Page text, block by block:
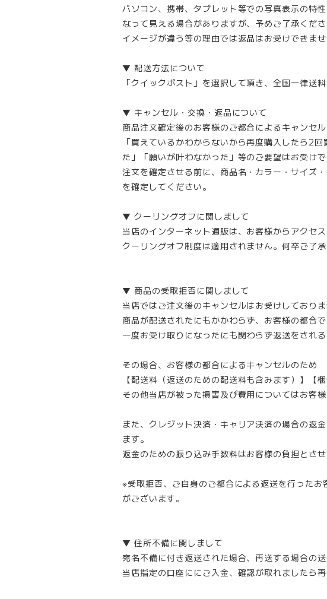
パソコン、携帯、タブレット等での写真表示の特
なって見える場合がありますが、予めご了承くだ
イメージが違う等の理由では返品はお受けできま
▼ 配送方法について
「クイックポスト」を選択して頂き、全国一律送
▼ キャンセル・交換・返品について
商品注文確定後のお客様のご都合によるキャンセ
「買えているかわからないから再度購入したら2
た」「願いが叶わなかった」等のご要望はお受け
注文を確定させる前に、商品名・カラー・サイズ
を確定してください。
▼ クーリングオフに関しまして
当店のインターネット通販は、お客様からアクセ
クーリングオフ制度は適用されません。何卒ご了
▼ 商品の受取拒否に関しまして
当店ではご注文後のキャンセルはお受けしており
商品が配送されたにもかかわらず、お客様の都合
一度お受け取りになったにも関わらず返送をされ
その場合、お客様の都合によるキャンセルのため
【配送料（返送のための配送料も含みます）】【
その他当店が被った損害及び費用についてはお客
また、クレジット決済・キャリア決済の場合の返
ます。
返金のための振り込み手数料はお客様の負担とさ
※受取拒否、ご自身のご都合による返送を行った
がございます。
▼ 住所不備に関しまして
宛名不備に付き返送された場合、再送する場合の
当店指定の口座ににご入金、確認が取れましたら